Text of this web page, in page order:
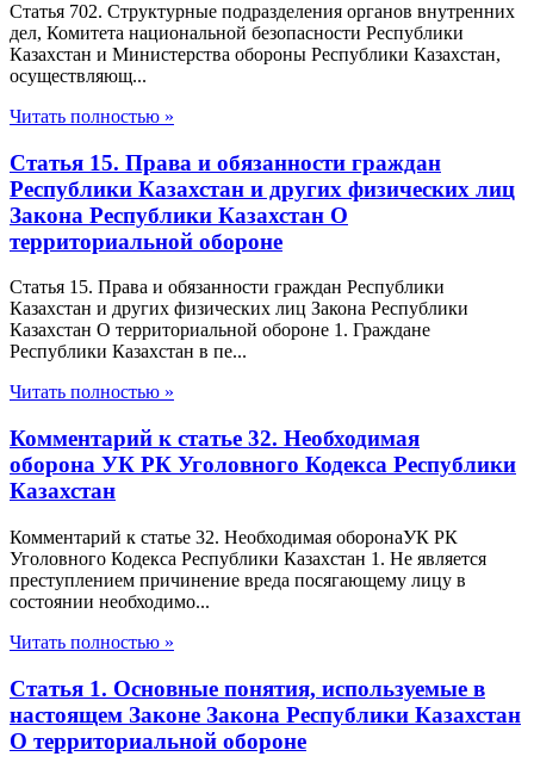
Статья 702. Структурные подразделения органов внутренних
дел, Комитета национальной безопасности Республики
Казахстан и Министерства обороны Республики Казахстан,
осуществляющ...
Читать полностью »
Статья 15. Права и обязанности граждан
Республики Казахстан и других физических лиц
Закона Республики Казахстан О
территориальной обороне
Статья 15. Права и обязанности граждан Республики
Казахстан и других физических лиц Закона Республики
Казахстан О территориальной обороне 1. Граждане
Республики Казахстан в пе...
Читать полностью »
Комментарий к статье 32. Необходимая
оборона УК РК Уголовного Кодекса Республики
Казахстан
Комментарий к статье 32. Необходимая оборонаУК РК
Уголовного Кодекса Республики Казахстан 1. Не является
преступлением причинение вреда посягающему лицу в
состоянии необходимо...
Читать полностью »
Статья 1. Основные понятия, используемые в
настоящем Законе Закона Республики Казахстан
О территориальной обороне